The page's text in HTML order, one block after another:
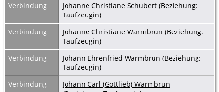
Verbindung
Johanne Christiane Schubert (Beziehung:
Taufzeugin)
Verbindung
Johanne Christiane Warmbrun (Beziehung:
Taufzeugin)
Verbindung
Johann Ehrenfried Warmbrun (Beziehung:
Taufzeugin)
Verbindung
Johann Carl (Gottlieb) Warmbrun